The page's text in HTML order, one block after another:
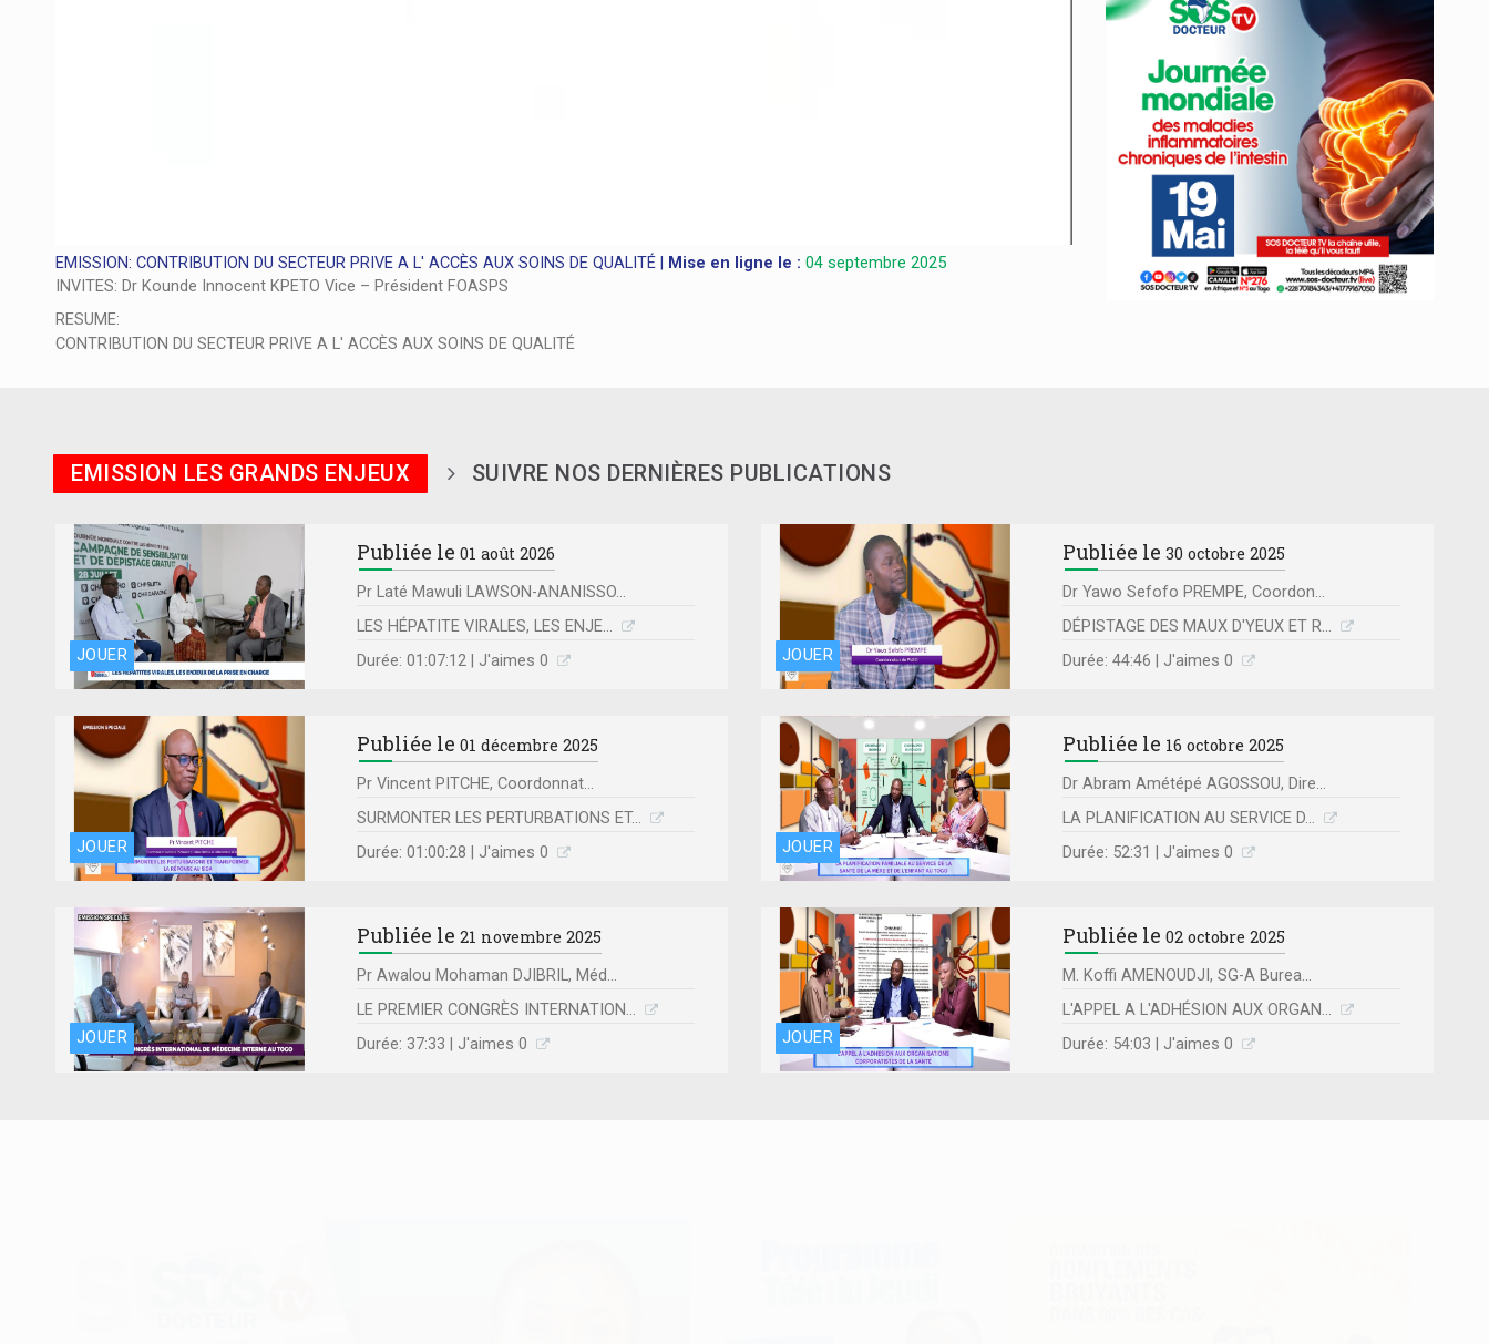
EMISSION: CONTRIBUTION DU SECTEUR PRIVE A L' ACCÈS AUX SOINS DE QUALITÉ | Mise en ligne le : 04 septembre 2025
INVITES: Dr Kounde Innocent KPETO Vice – Président FOASPS
RESUME:
CONTRIBUTION DU SECTEUR PRIVE A L' ACCÈS AUX SOINS DE QUALITÉ
EMISSION LES GRANDS ENJEUX SUIVRE NOS DERNIÈRES PUBLICATIONS
JOUER
Publiée le 01 août 2026
Pr Laté Mawuli LAWSON-ANANISSO...
LES HÉPATITE VIRALES, LES ENJE...
Durée: 01:07:12 | J'aimes 0
JOUER
Publiée le 01 décembre 2025
Pr Vincent PITCHE, Coordonnat...
SURMONTER LES PERTURBATIONS ET...
Durée: 01:00:28 | J'aimes 0
JOUER
Publiée le 21 novembre 2025
Pr Awalou Mohaman DJIBRIL, Méd...
LE PREMIER CONGRÈS INTERNATION...
Durée: 37:33 | J'aimes 0
JOUER
Publiée le 30 octobre 2025
Dr Yawo Sefofo PREMPE, Coordon...
DÉPISTAGE DES MAUX D'YEUX ET R...
Durée: 44:46 | J'aimes 0
JOUER
Publiée le 16 octobre 2025
Dr Abram Amétépé AGOSSOU, Dire...
LA PLANIFICATION AU SERVICE D...
Durée: 52:31 | J'aimes 0
JOUER
Publiée le 02 octobre 2025
M. Koffi AMENOUDJI, SG-A Burea...
L'APPEL A L'ADHÉSION AUX ORGAN...
Durée: 54:03 | J'aimes 0